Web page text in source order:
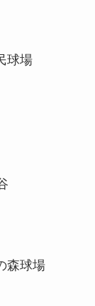
球場
森球場